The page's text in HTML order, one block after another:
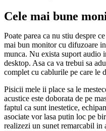
Cele mai bune
Poate parea ca nu stiu despre
mai bun monitor cu difuzoare
munca. Nu exista suport audio
desktop. Asa ca va trebui sa
complet cu cablurile pe care le
Pisicii mele ii place sa le
acustice este doborata de pe
faptul ca sunt inestetice,
asociate vor lasa putin loc pe
realizezi un sunet remarcabil in